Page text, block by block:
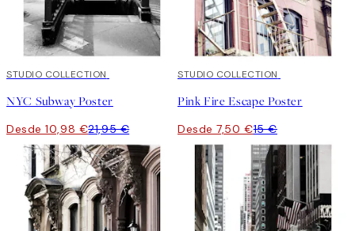
50%*
STUDIO COLLECTION
NYC Subway Poster
Desde 10,98 €21,95 €
50%*
STUDIO COLLECTION
Pink Fire Escape Poster
Desde 7,50 €15 €